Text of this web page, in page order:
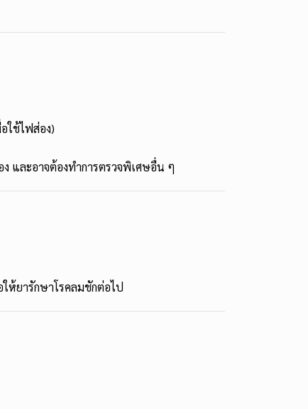
ใช้ไฟส่อง)
และอาจต้องทำการตรวจพิเศษอื่น ๆ
ห้ยารักษาโรคลมชักต่อไป